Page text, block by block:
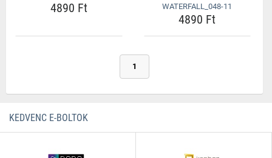
4890 Ft
WATERFALL_048-11
4890 Ft
1
KEDVENC E-BOLTOK